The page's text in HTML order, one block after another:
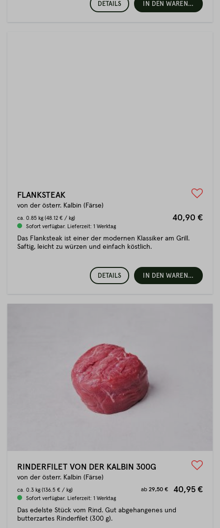
DETAILS IN DEN WARENKORB
FLANKSTEAK
von der österr. Kalbin (Färse)
ca. 0.85 kg (48.12 € / kg) 40,90 €
Sofort verfügbar. Lieferzeit: 1 Werktag
Das Flanksteak ist einer der modernen Klassiker am Grill.
Saftig, leicht zu würzen und einfach köstlich.
DETAILS IN DEN WARENKORB
RINDERFILET VON DER KALBIN 300G
von der österr. Kalbin (Färse)
ca. 0.3 kg (136.5 € / kg) ab 29,50 € 40,95 €
Sofort verfügbar. Lieferzeit: 1 Werktag
Das edelste Stück vom Rind. Gut abgehangenes und
butterzartes Rinderfilet (300 g).